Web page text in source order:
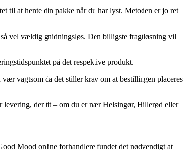
til at hente din pakke når du har lyst. Metoden er jo ret
vel vældig gnidningsløs. Den billigste fragtløsning vil
på det respektive produkt.
vagtsom da det stiller krav om at bestillingen placeres
levering, der tit – om du er nær Helsingør, Hillerød eller
Mood online forhandlere fundet det nødvendigt at